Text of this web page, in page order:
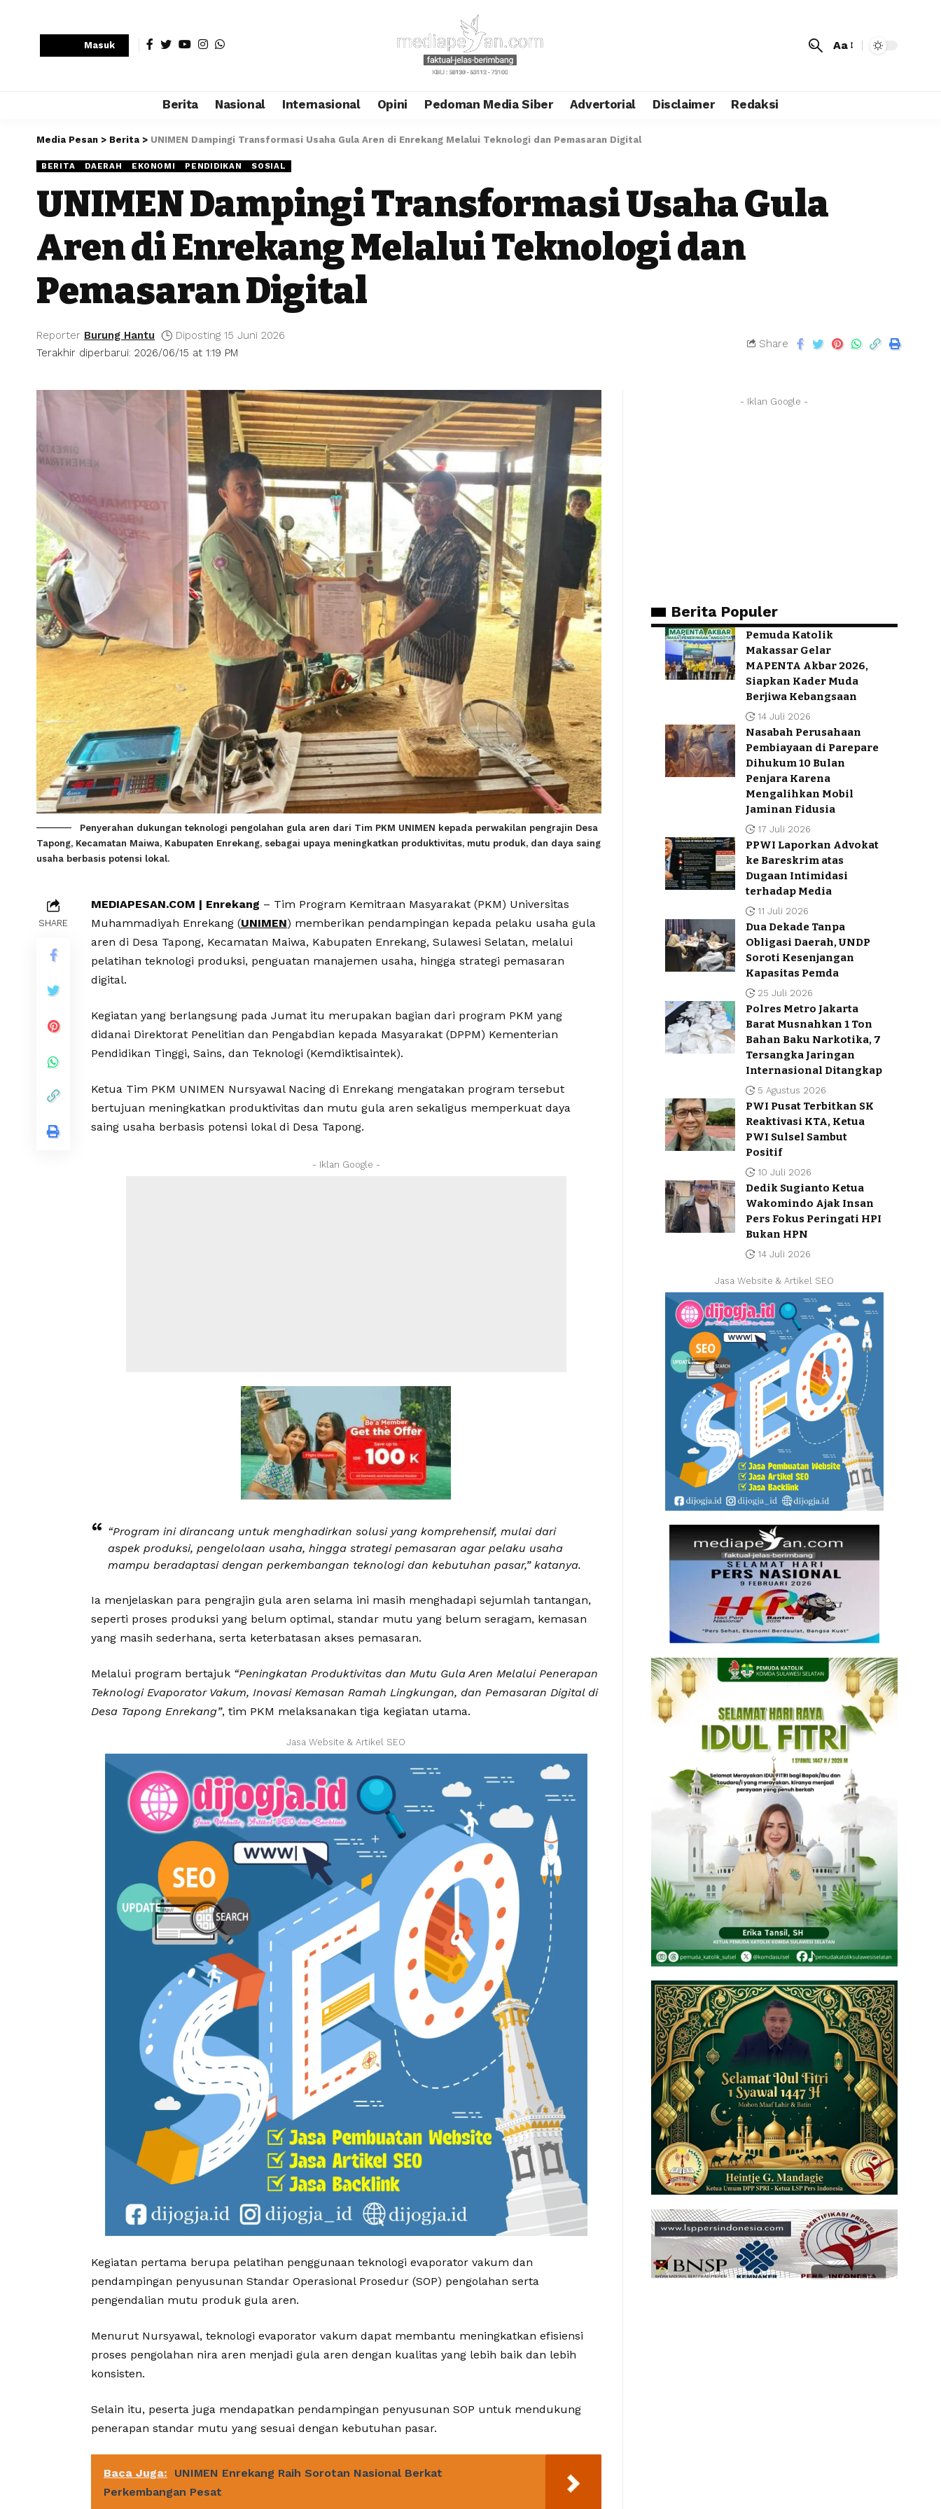
Masuk Aa
Berita Nasional Internasional Opini Pedoman Media Siber Advertorial Disclaimer Redaksi
Media Pesan > Berita > UNIMEN Dampingi Transformasi Usaha Gula Aren di Enrekang Melalui Teknologi dan Pemasaran Digital
BERITA DAERAH EKONOMI PENDIDIKAN SOSIAL
UNIMEN Dampingi Transformasi Usaha Gula
Aren di Enrekang Melalui Teknologi dan
Pemasaran Digital
Terakhir diperbarui: 2026/06/15 at 1:19 PM
Reporter Burung Hantu Diposting 15 Juni 2026
Share
Penyerahan dukungan teknologi pengolahan gula aren dari Tim PKM UNIMEN kepada perwakilan pengrajin Desa
Tapong, Kecamatan Maiwa, Kabupaten Enrekang, sebagai upaya meningkatkan produktivitas, mutu produk, dan daya saing
usaha berbasis potensi lokal.
SHARE
MEDIAPESAN.COM | Enrekang – Tim Program Kemitraan Masyarakat (PKM) Universitas
Muhammadiyah Enrekang (UNIMEN) memberikan pendampingan kepada pelaku usaha gula
aren di Desa Tapong, Kecamatan Maiwa, Kabupaten Enrekang, Sulawesi Selatan, melalui
pelatihan teknologi produksi, penguatan manajemen usaha, hingga strategi pemasaran
digital.
Kegiatan yang berlangsung pada Jumat itu merupakan bagian dari program PKM yang
didanai Direktorat Penelitian dan Pengabdian kepada Masyarakat (DPPM) Kementerian
Pendidikan Tinggi, Sains, dan Teknologi (Kemdiktisaintek).
Ketua Tim PKM UNIMEN Nursyawal Nacing di Enrekang mengatakan program tersebut
bertujuan meningkatkan produktivitas dan mutu gula aren sekaligus memperkuat daya
saing usaha berbasis potensi lokal di Desa Tapong.
- Iklan Google -
“Program ini dirancang untuk menghadirkan solusi yang komprehensif, mulai dari
aspek produksi, pengelolaan usaha, hingga strategi pemasaran agar pelaku usaha
mampu beradaptasi dengan perkembangan teknologi dan kebutuhan pasar,” katanya.
Ia menjelaskan para pengrajin gula aren selama ini masih menghadapi sejumlah tantangan,
seperti proses produksi yang belum optimal, standar mutu yang belum seragam, kemasan
yang masih sederhana, serta keterbatasan akses pemasaran.
Melalui program bertajuk “Peningkatan Produktivitas dan Mutu Gula Aren Melalui Penerapan
Teknologi Evaporator Vakum, Inovasi Kemasan Ramah Lingkungan, dan Pemasaran Digital di
Desa Tapong Enrekang”, tim PKM melaksanakan tiga kegiatan utama.
Jasa Website & Artikel SEO
Kegiatan pertama berupa pelatihan penggunaan teknologi evaporator vakum dan
pendampingan penyusunan Standar Operasional Prosedur (SOP) pengolahan serta
pengendalian mutu produk gula aren.
Menurut Nursyawal, teknologi evaporator vakum dapat membantu meningkatkan efisiensi
proses pengolahan nira aren menjadi gula aren dengan kualitas yang lebih baik dan lebih
konsisten.
Selain itu, peserta juga mendapatkan pendampingan penyusunan SOP untuk mendukung
penerapan standar mutu yang sesuai dengan kebutuhan pasar.
Baca Juga:
UNIMEN Enrekang Raih Sorotan Nasional Berkat
Perkembangan Pesat
- Iklan Google -
Berita Populer
Pemuda Katolik
Makassar Gelar
MAPENTA Akbar 2026,
Siapkan Kader Muda
Berjiwa Kebangsaan
14 Juli 2026
Nasabah Perusahaan
Pembiayaan di Parepare
Dihukum 10 Bulan
Penjara Karena
Mengalihkan Mobil
Jaminan Fidusia
17 Juli 2026
PPWI Laporkan Advokat
ke Bareskrim atas
Dugaan Intimidasi
terhadap Media
11 Juli 2026
Dua Dekade Tanpa
Obligasi Daerah, UNDP
Soroti Kesenjangan
Kapasitas Pemda
25 Juli 2026
Polres Metro Jakarta
Barat Musnahkan 1 Ton
Bahan Baku Narkotika, 7
Tersangka Jaringan
Internasional Ditangkap
5 Agustus 2026
PWI Pusat Terbitkan SK
Reaktivasi KTA, Ketua
PWI Sulsel Sambut
Positif
10 Juli 2026
Dedik Sugianto Ketua
Wakomindo Ajak Insan
Pers Fokus Peringati HPI
Bukan HPN
14 Juli 2026
Jasa Website & Artikel SEO